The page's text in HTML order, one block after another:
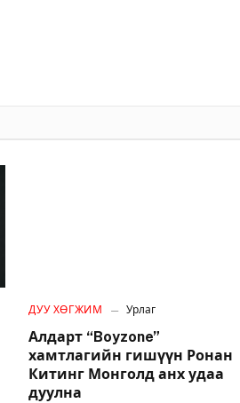
ДУУ ХӨГЖИМ Урлаг
Алдарт “Boyzone”
хамтлагийн гишүүн Ронан
Китинг Монголд анх удаа
дуулна